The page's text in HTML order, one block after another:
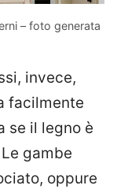
– foto generata
invece,
facilmente
se il legno è
gambe
oppure